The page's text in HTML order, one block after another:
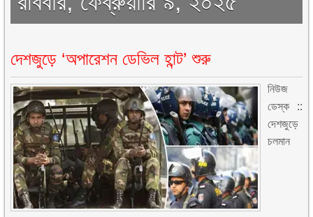
দেশজুড়ে ‘অপারেশন ডেভিল হান্ট’ শুরু
নিউজ
ডেস্ক ::
দেশজুড়ে
চলমান